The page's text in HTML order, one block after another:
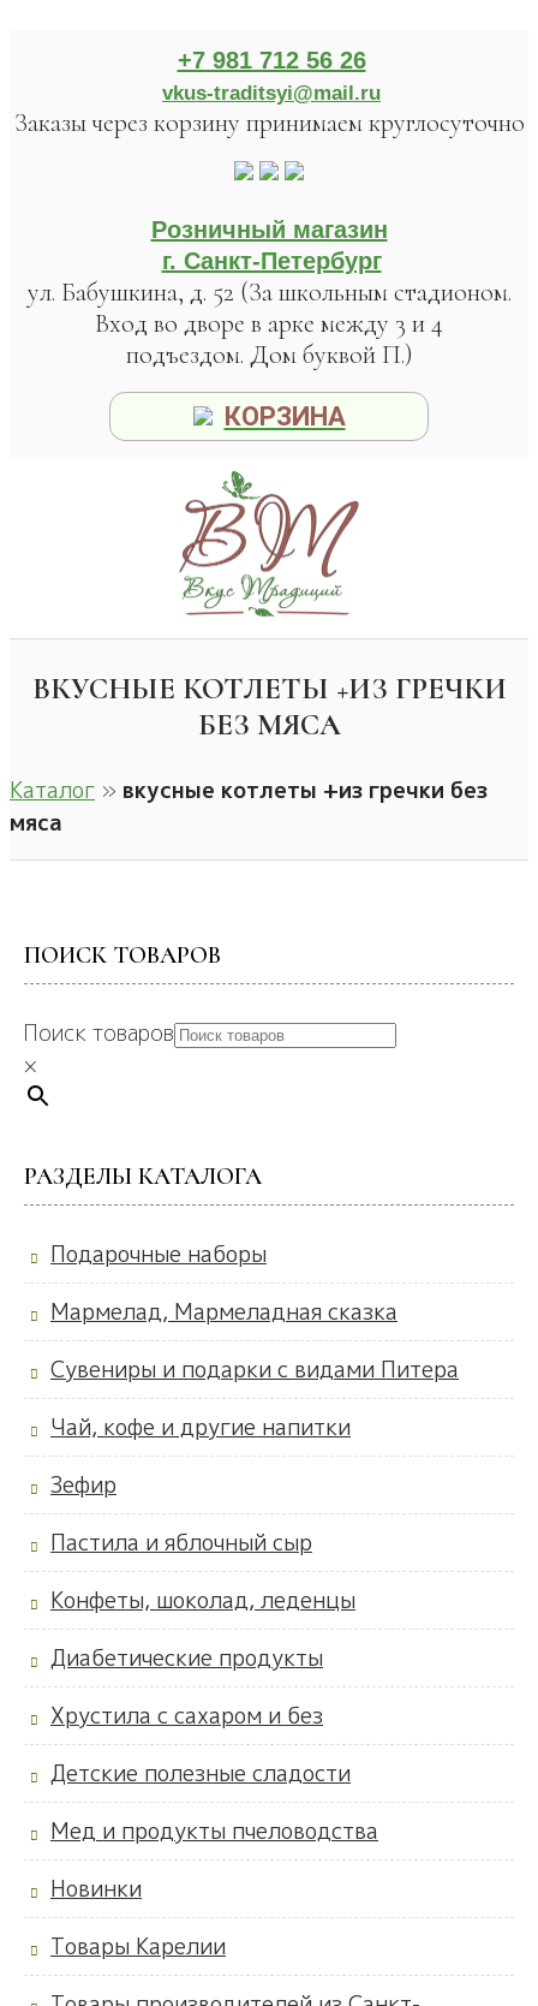
+7 981 712 56 26
vkus-traditsyi@mail.ru
Заказы через корзину принимаем круглосуточно
Розничный магазин
г. Санкт-Петербург
ул. Бабушкина, д. 52 (За школьным стадионом.
Вход во дворе в арке между 3 и 4
подъездом. Дом буквой П.)
КОРЗИНА
ВКУСНЫЕ КОТЛЕТЫ +ИЗ ГРЕЧКИ
БЕЗ МЯСА
Каталог » вкусные котлеты +из гречки без
мяса
ПОИСК ТОВАРОВ
Поиск товаров
×
РАЗДЕЛЫ КАТАЛОГА
Подарочные наборы
Мармелад, Мармеладная сказка
Сувениры и подарки с видами Питера
Чай, кофе и другие напитки
Зефир
Пастила и яблочный сыр
Конфеты, шоколад, леденцы
Диабетические продукты
Хрустила с сахаром и без
Детские полезные сладости
Мед и продукты пчеловодства
Новинки
Товары Карелии